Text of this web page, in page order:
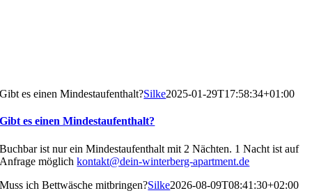
Gibt es einen Mindestaufenthalt?Silke2025-01-29T17:58:34+01:00
Gibt es einen Mindestaufenthalt?
Buchbar ist nur ein Mindestaufenthalt mit 2 Nächten. 1 Nacht ist auf
Anfrage möglichkontakt@dein-winterberg-apartment.de
Muss ich Bettwäsche mitbringen?Silke2026-08-09T08:41:30+02:00